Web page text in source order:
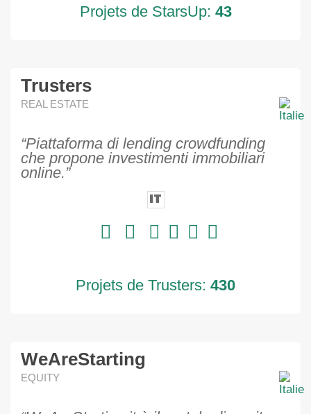
Projets de StarsUp: 43
Trusters
REAL ESTATE
“Piattaforma di lending crowdfunding
che propone investimenti immobiliari
online.”
IT
Projets de Trusters: 430
WeAreStarting
EQUITY